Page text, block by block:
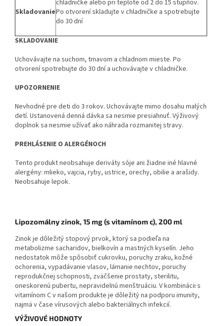
Skladovanie
chladničke alebo pri teplote od 2 do 15 stupňov.
Po otvorení skladujte v chladničke a spotrebujte
do 30 dní
SKLADOVANIE
Uchovávajte na suchom, tmavom a chladnom mieste. Po
otvorení spotrebujte do 30 dní a uchovávajte v chladničke.
UPOZORNENIE
Nevhodné pre deti do 3 rokov. Uchovávajte mimo dosahu malých
detí. Ustanovená denná dávka sa nesmie presiahnuť. Výživový
doplnok sa nesmie užívať ako náhrada rozmanitej stravy.
PREHLÁSENIE O ALERGÉNOCH
Tento produkt neobsahuje deriváty sóje ani žiadne iné hlavné
alergény: mlieko, vajcia, ryby, ustrice, orechy, obilie a arašidy.
Neobsahuje lepok.
Lipozomálny zinok, 15 mg (s vitamínom c), 200 ml
Zinok je dôležitý stopový prvok, ktorý sa podieľa na
metabolizme sacharidov, bielkovín a mastných kyselín. Jeho
nedostatok môže spôsobiť cukrovku, poruchy zraku, kožné
ochorenia, vypadávanie vlasov, lámanie nechtov, poruchy
reprodukčnej schopnosti, zväčšenie prostaty, sterilitu,
oneskorenú pubertu, nepravidelnú menštruáciu. V kombinácii s
vitamínom C v našom produkte je dôležitý na podporu imunity,
najmä v čase vírusových alebo bakteriálnych infekcií.
VÝŽIVOVÉ HODNOTY